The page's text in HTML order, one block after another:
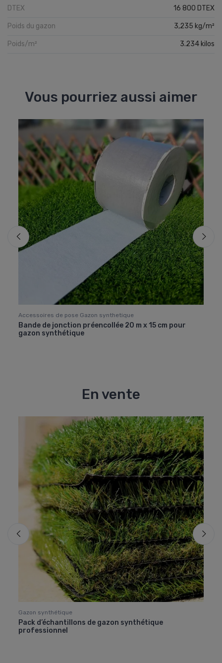
DTEX 16 800 DTEX
Poids du gazon 3,235 kg/m²
Poids/m² 3.234 kilos
Vous pourriez aussi aimer
Accessoires de pose Gazon synthetique
Bande de jonction préencollée 20 m x 15 cm pour
gazon synthétique
En vente
Gazon synthétique
Pack d’échantillons de gazon synthétique
professionnel